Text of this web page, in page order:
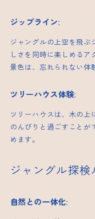
ジップライン:
ジャングルの上空を飛ぶ
しさを同時に楽しめる
景色は、忘れられない体
ツリーハウス体験:
ツリーハウスは、木の上
のんびりと過ごすことが
めます。
ジャングル探検
自然との一体化: